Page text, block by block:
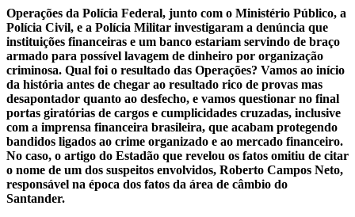
Operações da Polícia Federal, junto com o Ministério Público, a
Polícia Civil, e a Polícia Militar investigaram a denúncia que
instituições financeiras e um banco estariam servindo de braço
armado para possível lavagem de dinheiro por organização
criminosa. Qual foi o resultado das Operações? Vamos ao início
da história antes de chegar ao resultado rico de provas mas
desapontador quanto ao desfecho, e vamos questionar no final
portas giratórias de cargos e cumplicidades cruzadas, inclusive
com a imprensa financeira brasileira, que acabam protegendo
bandidos ligados ao crime organizado e ao mercado financeiro.
No caso, o artigo do Estadão que revelou os fatos omitiu de citar
o nome de um dos suspeitos envolvidos, Roberto Campos Neto,
responsável na época dos fatos da área de câmbio do
Santander.